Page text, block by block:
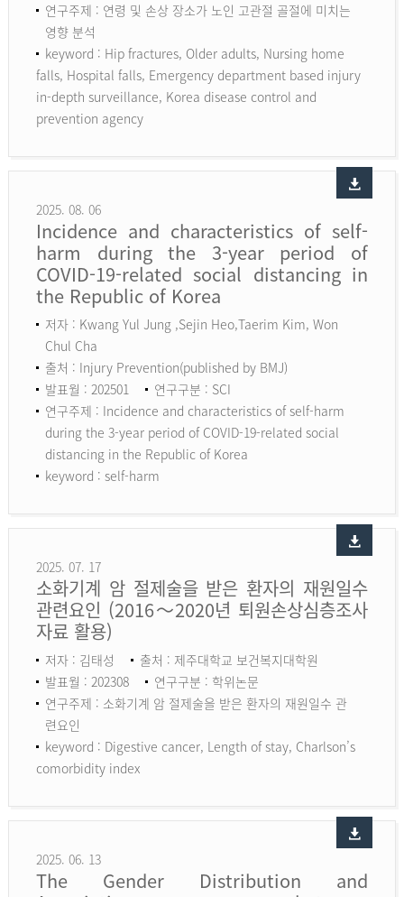
연구주제 : 연령 및 손상 장소가 노인 고관절 골절에 미치는
영향 분석
keyword : Hip fractures, Older adults, Nursing home
falls, Hospital falls, Emergency department based injury
in-depth surveillance, Korea disease control and
prevention agency
2025. 08. 06
Incidence and characteristics of self-
harm during the 3-year period of
COVID-19-related social distancing in
the Republic of Korea
저자 : Kwang Yul Jung ,Sejin Heo,Taerim Kim, Won
Chul Cha
출처 : Injury Prevention(published by BMJ)
발표월 : 202501
연구구분 : SCI
연구주제 : Incidence and characteristics of self-harm
during the 3-year period of COVID-19-related social
distancing in the Republic of Korea
keyword : self-harm
2025. 07. 17
소화기계 암 절제술을 받은 환자의 재원일수
관련요인 (2016～2020년 퇴원손상심층조사
자료 활용)
저자 : 김태성
출처 : 제주대학교 보건복지대학원
발표월 : 202308
연구구분 : 학위논문
연구주제 : 소화기계 암 절제술을 받은 환자의 재원일수 관
련요인
keyword : Digestive cancer, Length of stay, Charlson’s
comorbidity index
2025. 06. 13
The Gender Distribution and